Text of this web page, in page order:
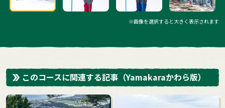
※画像を選択すると大きく表示されます
このコースに関連する記事 （Yamakaraかわら版）